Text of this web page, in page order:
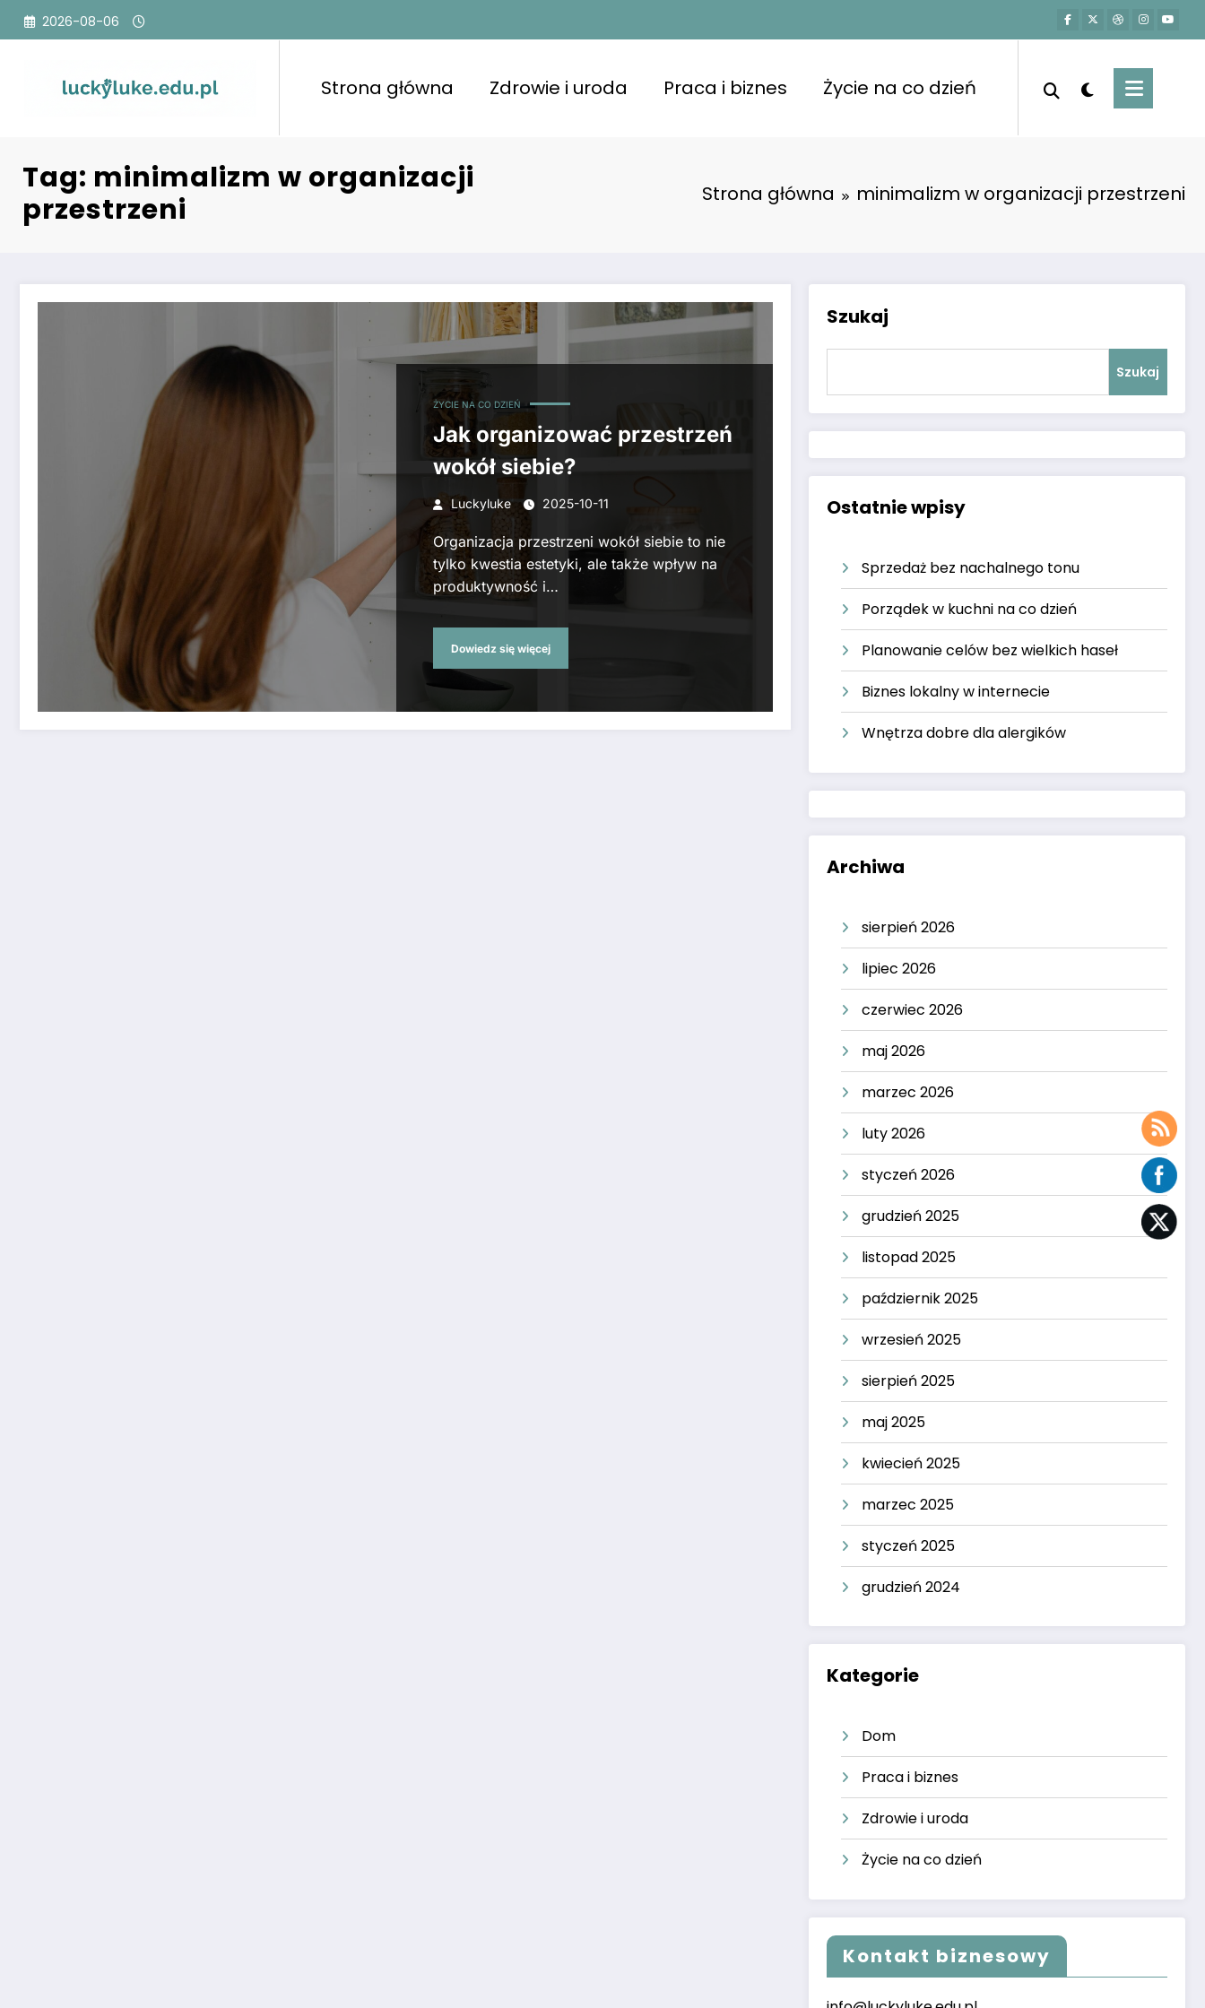
Przejdź
2026-08-06
Strona główna Zdrowie i uroda Praca i biznes Życie na co dzień
Tag: minimalizm w organizacji
przestrzeni
Strona główna minimalizm w organizacji przestrzeni
ŻYCIE NA CO DZIEŃ
Jak organizować przestrzeń
wokół siebie?
Luckyluke 2025-10-11
Organizacja przestrzeni wokół siebie to nie
tylko kwestia estetyki, ale także wpływ na
produktywność i…
Dowiedz się więcej
Szukaj
Szukaj
Ostatnie wpisy
Sprzedaż bez nachalnego tonu
Porządek w kuchni na co dzień
Planowanie celów bez wielkich haseł
Biznes lokalny w internecie
Wnętrza dobre dla alergików
Archiwa
sierpień 2026
lipiec 2026
czerwiec 2026
maj 2026
marzec 2026
luty 2026
styczeń 2026
grudzień 2025
listopad 2025
październik 2025
wrzesień 2025
sierpień 2025
maj 2025
kwiecień 2025
marzec 2025
styczeń 2025
grudzień 2024
Kategorie
Dom
Praca i biznes
Zdrowie i uroda
Życie na co dzień
Kontakt biznesowy